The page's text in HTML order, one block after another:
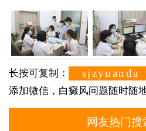
长按可复制： sjzyuanda
添加微信，白癜风问题随时随
网友热门搜